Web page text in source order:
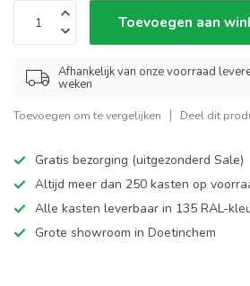
Toevoegen aan
Afhankelijk van onze voorraad
weken
Toevoegen om te vergelijken Deel dit
Gratis bezorging (uitgezonderd Sale)
Altijd meer dan 250 kasten op
Alle kasten leverbaar in 135 RAL-
Grote showroom in Doetinchem